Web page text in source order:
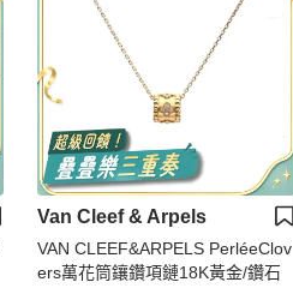
Van Cleef & Arpels
VAN CLEEF&ARPELS PerléeClov
ers萬花筒鑲鑽項鏈18K黃金/鑽石